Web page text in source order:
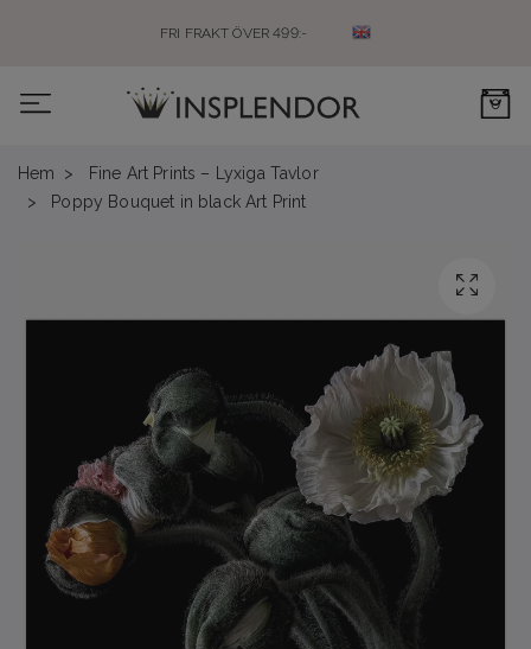
FRI FRAKT ÖVER 499:-
0
Hem
Fine Art Prints – Lyxiga Tavlor
Poppy Bouquet in black Art Print